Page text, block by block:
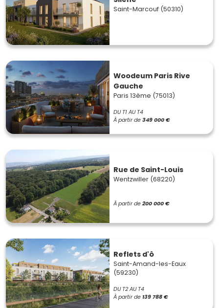
Saint-Marcouf (50310)
Woodeum Paris Rive
Gauche
Paris 13ème (75013)
DU T1 AU T4
À partir de349 000 €
Rue de Saint-Louis
Wentzwiller (68220)
À partir de200 000 €
Reflets d'ô
Saint-Amand-les-Eaux
(59230)
DU T2 AU T4
À partir de 139 788 €